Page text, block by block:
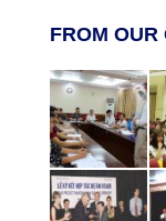
FROM OUR